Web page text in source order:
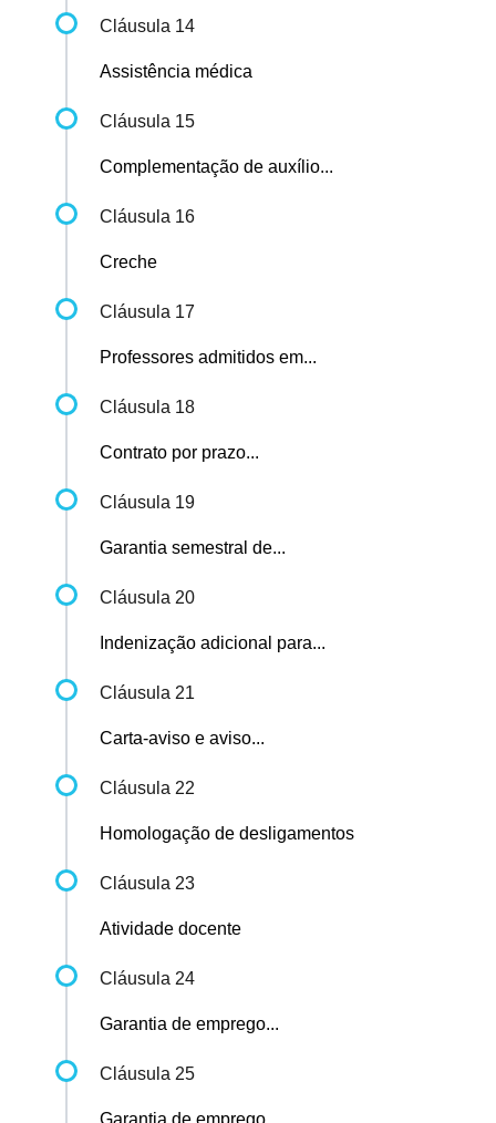
Cláusula 14
Assistência médica
Cláusula 15
Complementação de auxílio...
Cláusula 16
Creche
Cláusula 17
Professores admitidos em...
Cláusula 18
Contrato por prazo...
Cláusula 19
Garantia semestral de...
Cláusula 20
Indenização adicional para...
Cláusula 21
Carta-aviso e aviso...
Cláusula 22
Homologação de desligamentos
Cláusula 23
Atividade docente
Cláusula 24
Garantia de emprego...
Cláusula 25